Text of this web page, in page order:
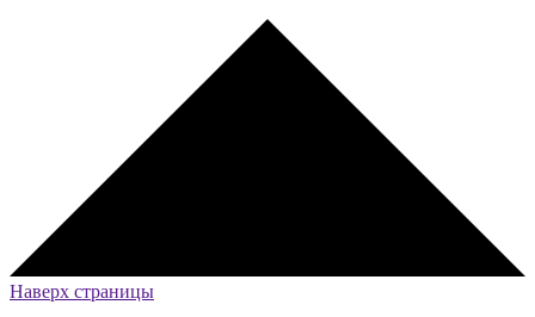
Наверх страницы